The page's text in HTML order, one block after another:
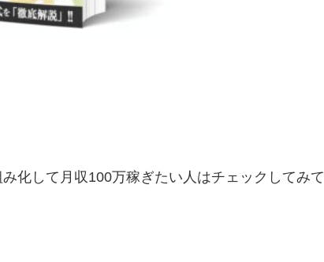
化して月収100万稼ぎたい人はチェックしてみて